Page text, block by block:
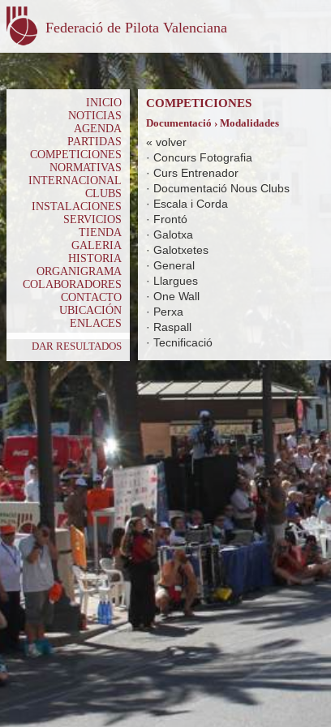
Federació de Pilota Valenciana
INICIO
NOTICIAS
AGENDA
PARTIDAS
COMPETICIONES
NORMATIVAS
INTERNACIONAL
CLUBS
INSTALACIONES
SERVICIOS
TIENDA
GALERIA
HISTORIA
ORGANIGRAMA
COLABORADORES
CONTACTO
UBICACIÓN
ENLACES
DAR RESULTADOS
COMPETICIONES
Documentació › Modalidades
« volver
· Concurs Fotografia
· Curs Entrenador
· Documentació Nous Clubs
· Escala i Corda
· Frontó
· Galotxa
· Galotxetes
· General
· Llargues
· One Wall
· Perxa
· Raspall
· Tecnificació